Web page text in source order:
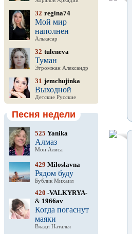
32 regina74
Мой мир
наполнен
Алькасар
32 tuleneva
Туман
Эгромжан Александр
31 jemchujinka
Выходной
Детские Русские
Песня недели
525 Yanika
Алмаз
Мон Алиса
429 Miloslavna
Рядом буду
Бублик Михаил
420 -VALKYRYA-
& 1966av
Когда погаснут
маяки
Влади Наталья